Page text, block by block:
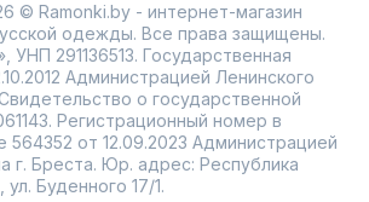
© Ramonki.by - интернет-магазин
одежды. Все права защищены.
УНП 291136513. Государственная
Администрацией Ленинского
о государственной
Регистрационный номер в
564352 от 12.09.2023 Администрацией
г. Бреста. Юр. адрес: Республика
Буденного 17/1.